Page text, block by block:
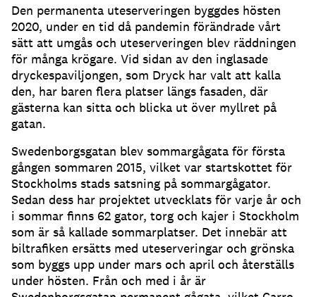
Den permanenta uteserveringen byggdes hösten
2020, under en tid då pandemin förändrade vårt
sätt att umgås och uteserveringen blev räddningen
för många krögare. Vid sidan av den inglasade
dryckespaviljongen, som Dryck har valt att kalla
den, har baren flera platser längs fasaden, där
gästerna kan sitta och blicka ut över myllret på
gatan.
Swedenborgsgatan blev sommargågata för första
gången sommaren 2015, vilket var startskottet för
Stockholms stads satsning på sommargågator.
Sedan dess har projektet utvecklats för varje år och
i sommar finns 62 gator, torg och kajer i Stockholm
som är så kallade sommarplatser. Det innebär att
biltrafiken ersätts med uteserveringar och grönska
som byggs upp under mars och april och återställs
under hösten. Från och med i år är